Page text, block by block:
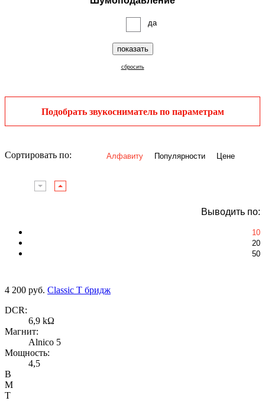
да
показать
сбросить
Подобрать звукосниматель по параметрам
Сортировать по: Алфавиту Популярности Цене
Выводить по:
10
20
50
4 200 руб. Classic T бридж
DCR:
6,9 kΩ
Магнит:
Alnico 5
Мощность:
4,5
B
M
T